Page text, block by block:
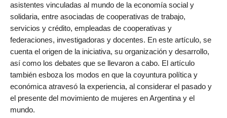
asistentes vinculadas al mundo de la economía social y
solidaria, entre asociadas de cooperativas de trabajo,
servicios y crédito, empleadas de cooperativas y
federaciones, investigadoras y docentes. En este artículo, se
cuenta el origen de la iniciativa, su organización y desarrollo,
así como los debates que se llevaron a cabo. El artículo
también esboza los modos en que la coyuntura política y
económica atravesó la experiencia, al considerar el pasado y
el presente del movimiento de mujeres en Argentina y el
mundo.